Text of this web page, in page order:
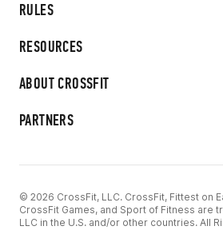
RULES
RESOURCES
ABOUT CROSSFIT
PARTNERS
© 2026 CrossFit, LLC. CrossFit, Fittest on
CrossFit Games, and Sport of Fitness are
LLC in the U.S. and/or other countries. All